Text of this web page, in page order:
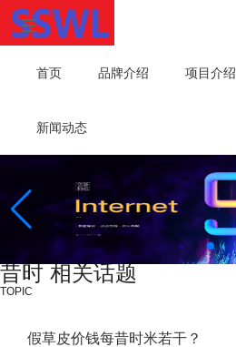
首页 品牌介绍 项目介绍
新闻动态
昔时 相关话题
TOPIC
假草皮价钱每昔时米若干？